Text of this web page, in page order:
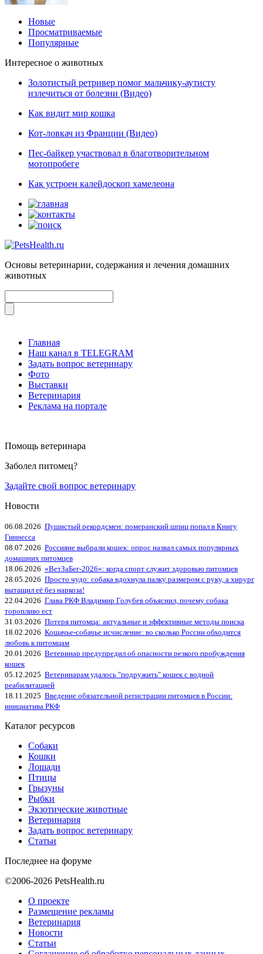
Новые
Просматриваемые
Популярные
Интересное о животных
Золотистый ретривер помог мальчику-аутисту
излечиться от болезни (Видео)
Как видит мир кошка
Кот-ловкач из Франции (Видео)
Пес-байкер участвовал в благотворительном
мотопробеге
Как устроен калейдоскоп хамелеона
Основы ветеринарии, содержания и лечения домашних
животных
Главная
Наш канал в TELEGRAM
Задать вопрос ветеринару
Фото
Выставки
Ветеринария
Реклама на портале
Помощь ветеринара
Заболел питомец?
Задайте свой вопрос ветеринару
Новости
06.08.2026 Пушистый рекордсмен: померанский шпиц попал в Книгу
Гиннесса
08.07.2026 Россияне выбрали кошек: опрос назвал самых популярных
домашних питомцев
18.06.2026 «ВетЗаБег‑2026»: когда спорт служит здоровью питомцев
28.05.2026 Просто чудо: собака вдохнула палку размером с руку, а хирург
вытащил её без наркоза!
22.04.2026 Глава РКФ Владимир Голубев объяснил, почему собака
торопливо ест
31.03.2026 Потеря питомца: актуальные и эффективные методы поиска
18.02.2026 Кошачье-собачье исчисление: во сколько России обходится
любовь к питомцам
20.01.2026 Ветеринар предупредил об опасности резкого пробуждения
кошек
05.12.2025 Ветеринарам удалось "подружить" кошек с водной
реабилитацией
18.11.2025 Введение обязательной регистрации питомцев в России:
инициатива РКФ
Каталог ресурсов
Собаки
Кошки
Лошади
Птицы
Грызуны
Рыбки
Экзотические животные
Ветеринария
Задать вопрос ветеринару
Статьи
Последнее на форуме
©2006-2026 PetsHealth.ru
О проекте
Размещение рекламы
Ветеринария
Новости
Статьи